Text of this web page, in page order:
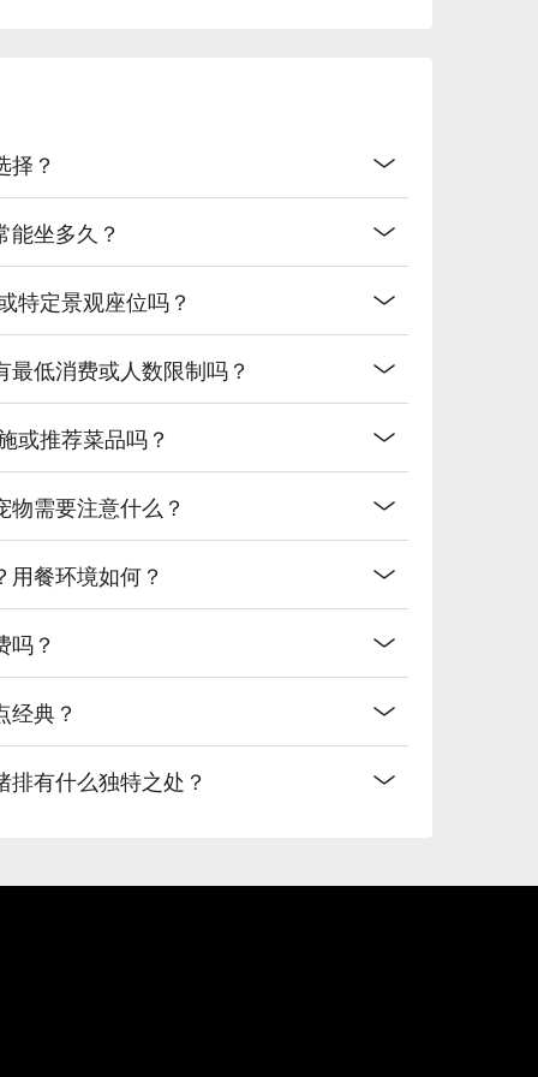
择？
能坐多久？
特定景观座位吗？
低消费或人数限制吗？
或推荐菜品吗？
需要注意什么？
餐环境如何？
吗？
经典？
有什么独特之处？